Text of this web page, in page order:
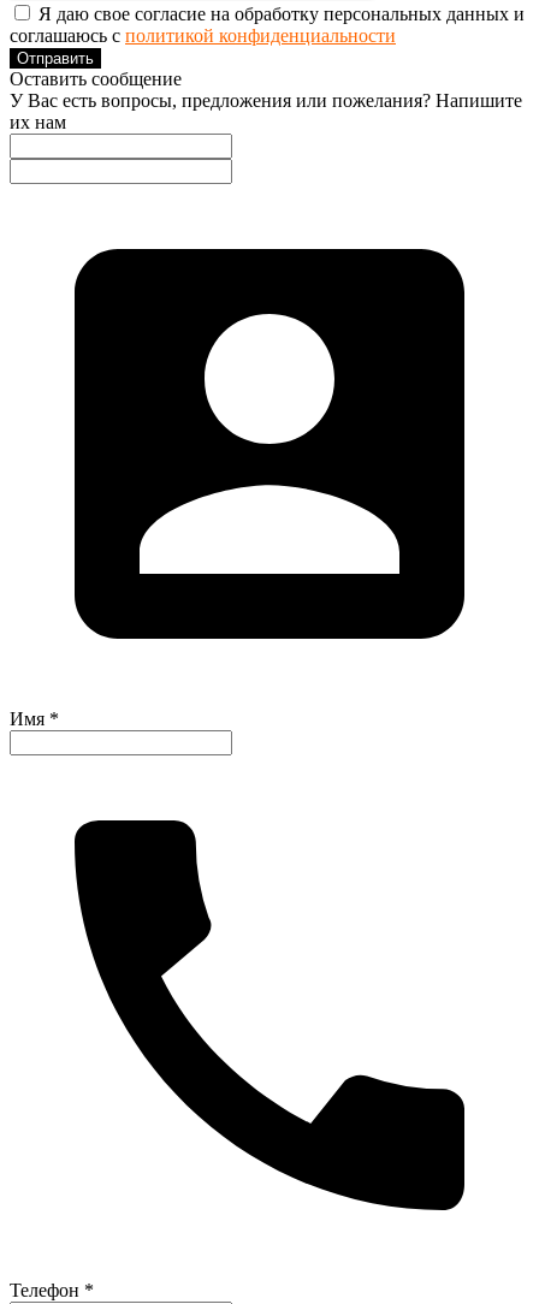
Я даю свое согласие на обработку персональных данных и
соглашаюсь с политикой конфиденциальности
Отправить
Оставить сообщение
У Вас есть вопросы, предложения или пожелания? Напишите
их нам
Имя *
Телефон *